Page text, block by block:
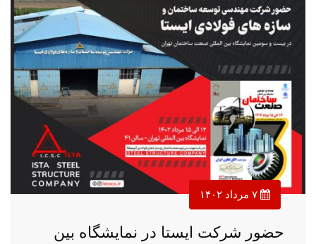
حضور شرکت ایستا در نمایشگاه بین